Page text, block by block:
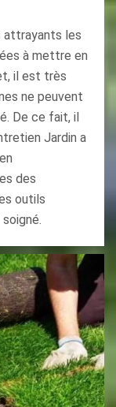
attrayants les
à mettre en
il est très
ne peuvent
De ce fait, il
Jardin a
des
outils